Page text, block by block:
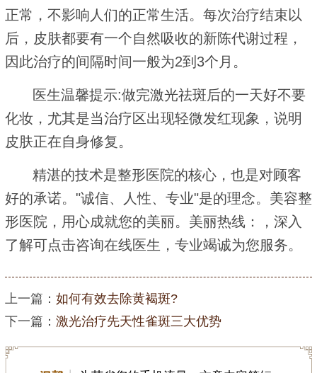
正常，不影响人们的正常生活。每次治疗结束以
后，皮肤都要有一个自然吸收的新陈代谢过程，
因此治疗的间隔时间一般为2到3个月。
医生温馨提示:做完激光祛斑后的一天好不要
化妆，尤其是当治疗区出现轻微发红现象，说明
皮肤正在自身修复。
精湛的技术是整形医院的核心，也是对顾客
好的承诺。"诚信、人性、专业"是的理念。美容整
形医院，用心成就您的美丽。美丽热线：，深入
了解可点击咨询在线医生，专业竭诚为您服务。
上一篇： 如何有效去除黄褐斑?
下一篇： 激光治疗先天性雀斑三大优势